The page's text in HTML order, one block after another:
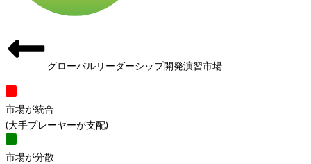
グローバルリーダーシップ開発演習市場
市場が統合
(大手プレーヤーが支配)
市場が分散